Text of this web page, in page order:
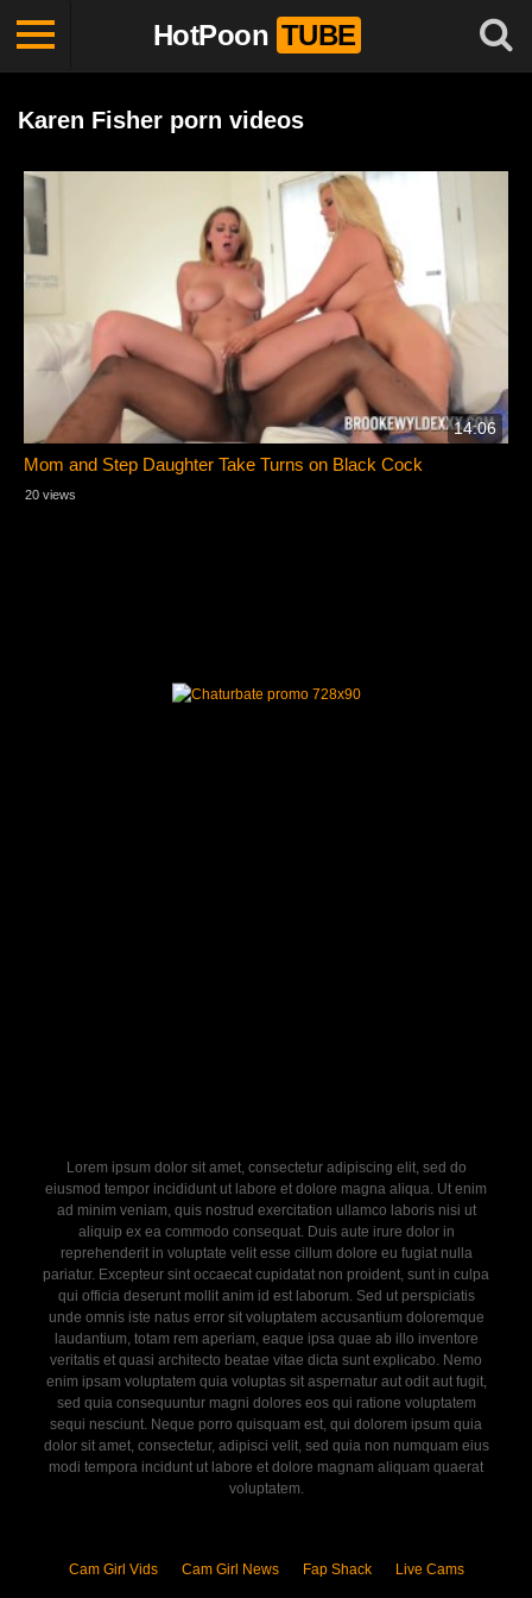
HotPoon TUBE
Karen Fisher porn videos
14:06
Mom and Step Daughter Take Turns on Black Cock
20 views
Lorem ipsum dolor sit amet, consectetur adipiscing elit, sed do
eiusmod tempor incididunt ut labore et dolore magna aliqua. Ut enim
ad minim veniam, quis nostrud exercitation ullamco laboris nisi ut
aliquip ex ea commodo consequat. Duis aute irure dolor in
reprehenderit in voluptate velit esse cillum dolore eu fugiat nulla
pariatur. Excepteur sint occaecat cupidatat non proident, sunt in culpa
qui officia deserunt mollit anim id est laborum. Sed ut perspiciatis
unde omnis iste natus error sit voluptatem accusantium doloremque
laudantium, totam rem aperiam, eaque ipsa quae ab illo inventore
veritatis et quasi architecto beatae vitae dicta sunt explicabo. Nemo
enim ipsam voluptatem quia voluptas sit aspernatur aut odit aut fugit,
sed quia consequuntur magni dolores eos qui ratione voluptatem
sequi nesciunt. Neque porro quisquam est, qui dolorem ipsum quia
dolor sit amet, consectetur, adipisci velit, sed quia non numquam eius
modi tempora incidunt ut labore et dolore magnam aliquam quaerat
voluptatem.
Cam Girl Vids Cam Girl News Fap Shack Live Cams